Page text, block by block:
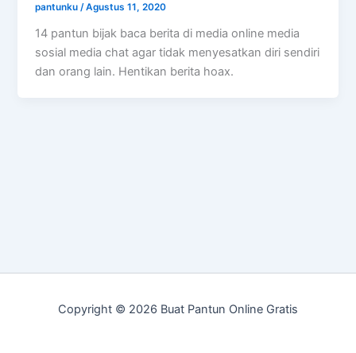
pantunku /Agustus 11, 2020
14 pantun bijak baca berita di media online media
sosial media chat agar tidak menyesatkan diri sendiri
dan orang lain. Hentikan berita hoax.
Copyright © 2026 Buat Pantun Online Gratis